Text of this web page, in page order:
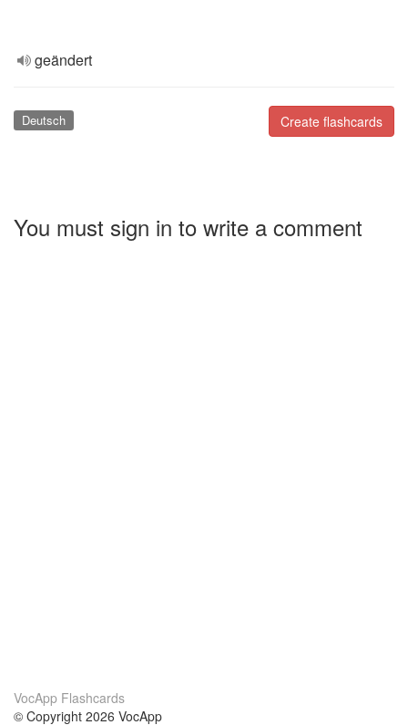
geändert
Create flashcards
Deutsch
You must sign in to write a comment
VocApp Flashcards
© Copyright 2026 VocApp